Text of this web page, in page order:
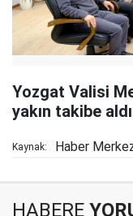
Yozgat Valisi
yakın takibe aldı
Kaynak: Haber
HABERE